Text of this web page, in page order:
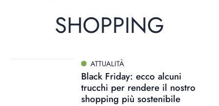
SHOPPING
ATTUALITÀ
Black Friday: ecco alcuni
trucchi per rendere il nostro
shopping più sostenibile